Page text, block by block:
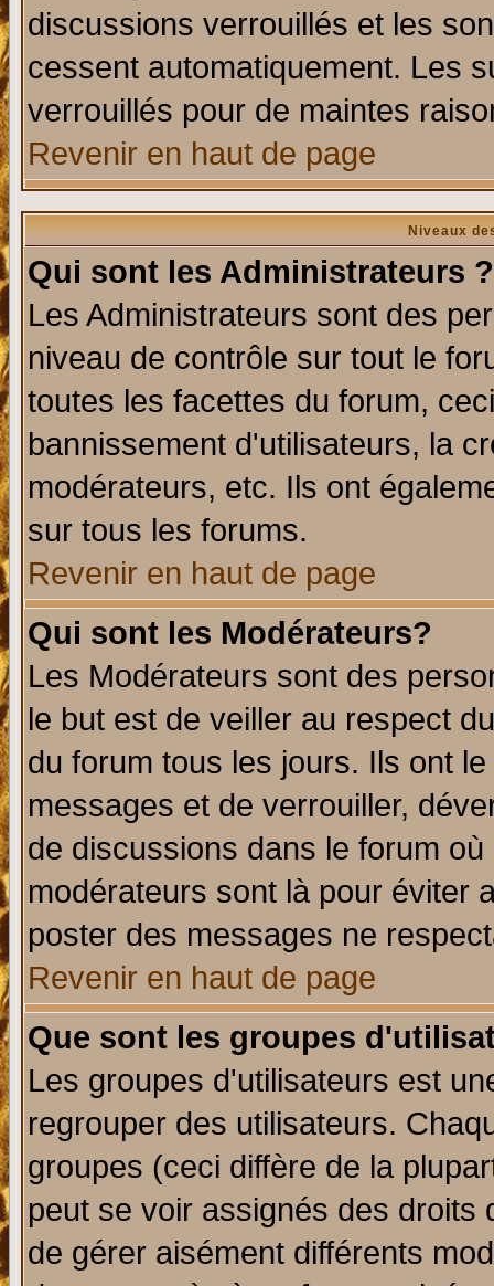
discussions verrouillés et les
cessent automatiquement. Les
verrouillés pour de maintes
Revenir en haut de page
Niveaux
Qui sont les Administrateurs ?
Les Administrateurs sont des
niveau de contrôle sur tout le
toutes les facettes du forum,
bannissement d'utilisateurs, la
modérateurs, etc. Ils ont
sur tous les forums.
Revenir en haut de page
Qui sont les Modérateurs?
Les Modérateurs sont des
le but est de veiller au respect
du forum tous les jours. Ils ont
messages et de verrouiller,
de discussions dans le forum
modérateurs sont là pour éviter
poster des messages ne
Revenir en haut de page
Que sont les groupes
Les groupes d'utilisateurs est
regrouper des utilisateurs.
groupes (ceci diffère de la
peut se voir assignés des
de gérer aisément différents